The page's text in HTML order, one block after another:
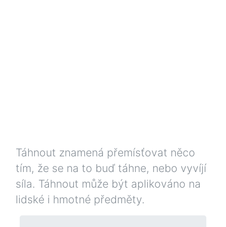
Táhnout znamená přemísťovat něco
tím, že se na to buď táhne, nebo vyvíjí
síla. Táhnout může být aplikováno na
lidské i hmotné předměty.